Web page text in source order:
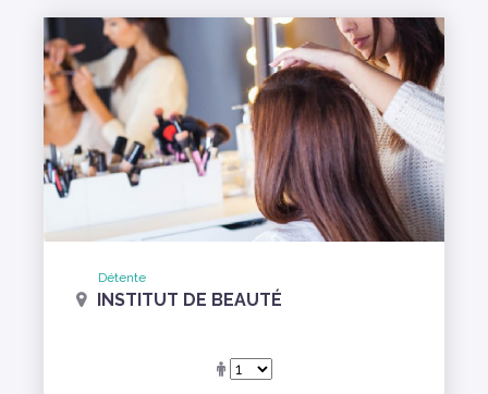
Détente
INSTITUT DE BEAUTÉ